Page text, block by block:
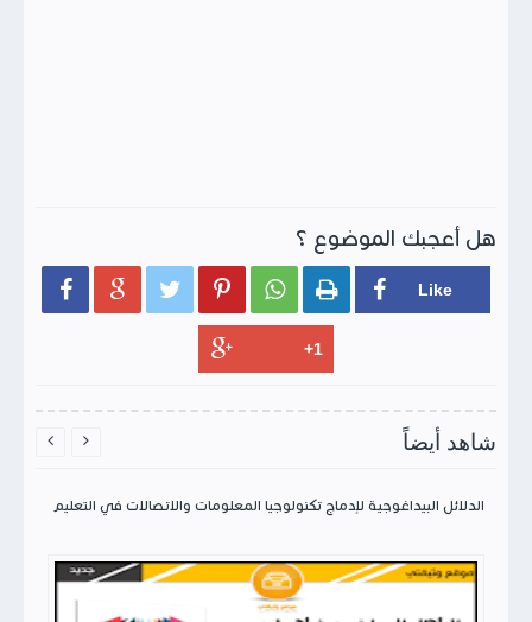
هل أعجبك الموضوع ؟
     
شاهد أيضاً
الدلائل البيداغوجية لإدماج تكنولوجيا المعلومات والاتصالات في التعليم
 